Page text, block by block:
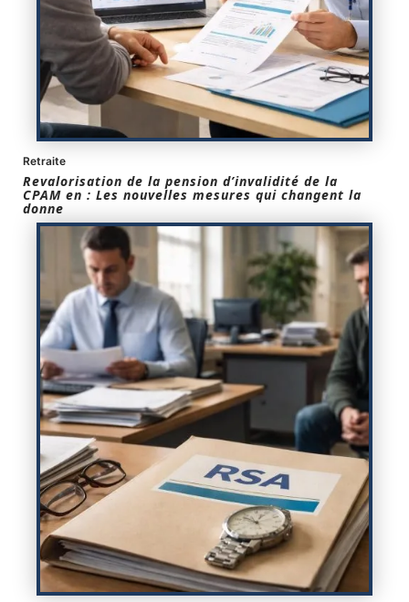
Retraite
Revalorisation de la pension d’invalidité de la
CPAM en : Les nouvelles mesures qui changent la
donne